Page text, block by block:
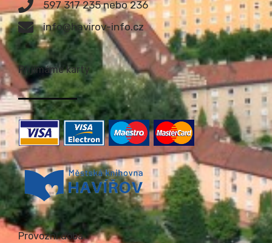
597 317 235 nebo 236
info@havirov-info.cz
Přijímáme karty
Provozní doba